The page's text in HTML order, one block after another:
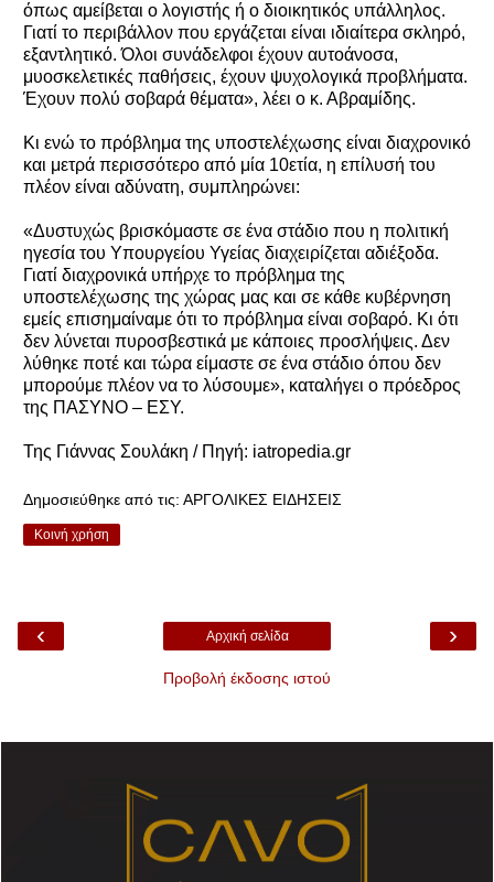
όπως αμείβεται ο λογιστής ή ο διοικητικός υπάλληλος.
Γιατί το περιβάλλον που εργάζεται είναι ιδιαίτερα σκληρό,
εξαντλητικό. Όλοι συνάδελφοι έχουν αυτοάνοσα,
μυοσκελετικές παθήσεις, έχουν ψυχολογικά προβλήματα.
Έχουν πολύ σοβαρά θέματα», λέει ο κ. Αβραμίδης.
Κι ενώ το πρόβλημα της υποστελέχωσης είναι διαχρονικό
και μετρά περισσότερο από μία 10ετία, η επίλυσή του
πλέον είναι αδύνατη, συμπληρώνει:
«Δυστυχώς βρισκόμαστε σε ένα στάδιο που η πολιτική
ηγεσία του Υπουργείου Υγείας διαχειρίζεται αδιέξοδα.
Γιατί διαχρονικά υπήρχε το πρόβλημα της
υποστελέχωσης της χώρας μας και σε κάθε κυβέρνηση
εμείς επισημαίναμε ότι το πρόβλημα είναι σοβαρό. Κι ότι
δεν λύνεται πυροσβεστικά με κάποιες προσλήψεις. Δεν
λύθηκε ποτέ και τώρα είμαστε σε ένα στάδιο όπου δεν
μπορούμε πλέον να το λύσουμε», καταλήγει ο πρόεδρος
της ΠΑΣΥΝΟ – ΕΣΥ.
Της Γιάννας Σουλάκη / Πηγή: iatropedia.gr
Δημοσιεύθηκε από τις: ΑΡΓΟΛΙΚΕΣ ΕΙΔΗΣΕΙΣ
Κοινή χρήση
‹ ›
Αρχική σελίδα
Προβολή έκδοσης ιστού